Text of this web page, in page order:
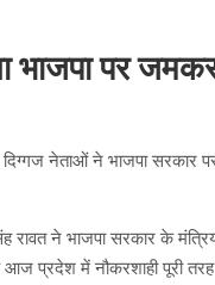
भाजपा पर
नेताओं ने भाजपा
रावत ने भाजपा सरकार के
प्रदेश में नौकरशाही पूरी तरह